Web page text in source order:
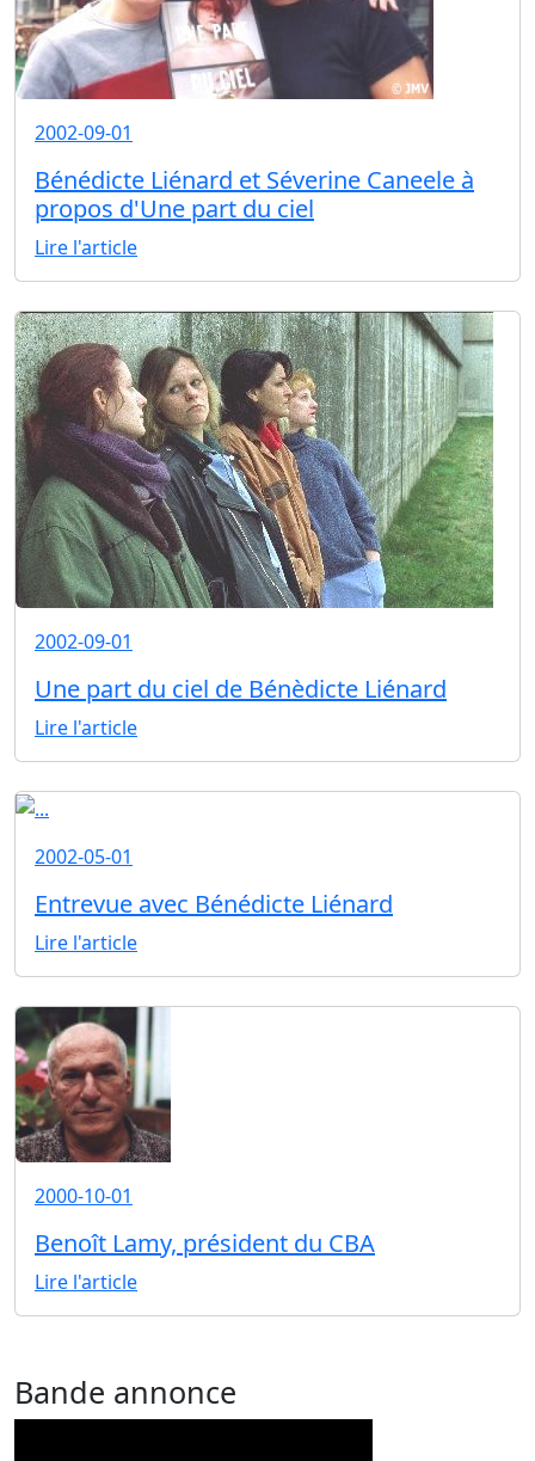
2002-09-01
Bénédicte Liénard et Séverine Caneele à
propos d'Une part du ciel
Lire l'article
2002-09-01
Une part du ciel de Bénèdicte Liénard
Lire l'article
2002-05-01
Entrevue avec Bénédicte Liénard
Lire l'article
2000-10-01
Benoît Lamy, président du CBA
Lire l'article
Bande annonce